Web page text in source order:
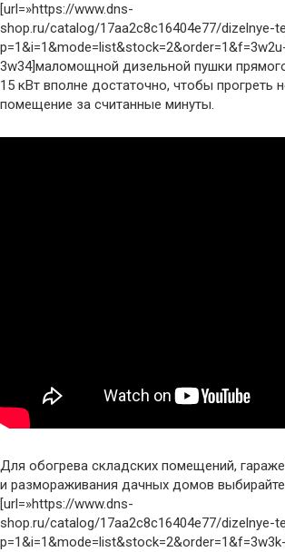
[url=»https://www.dns-
shop.ru/catalog/17aa2c8c16404e77/dizelnye-
3w34]маломощной дизельной пушки
15 кВт вполне достаточно, чтобы прогреть
помещение за считанные минуты.
Для обогрева складских помещений,
и размораживания дачных домов
[url=»https://www.dns-
shop.ru/catalog/17aa2c8c16404e77/dizelnye-